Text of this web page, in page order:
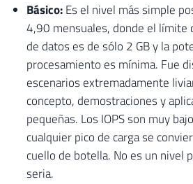
Básico:Es el nivel más simple
4,90 mensuales, donde el límite
de datos es de sólo 2 GB y la
procesamiento es mínima. Fue
escenarios extremadamente
concepto, demostraciones y
pequeñas. Los IOPS son muy
cualquier pico de carga se
cuello de botella. No es un nivel
seria.